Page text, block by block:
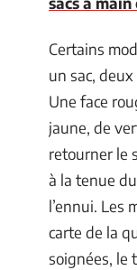
Certains
un sac,
Une face
jaune, de
retourner le
à la tenue
l’ennui. Les
carte de la
soignées, le